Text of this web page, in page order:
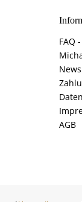
FAQ
AGB